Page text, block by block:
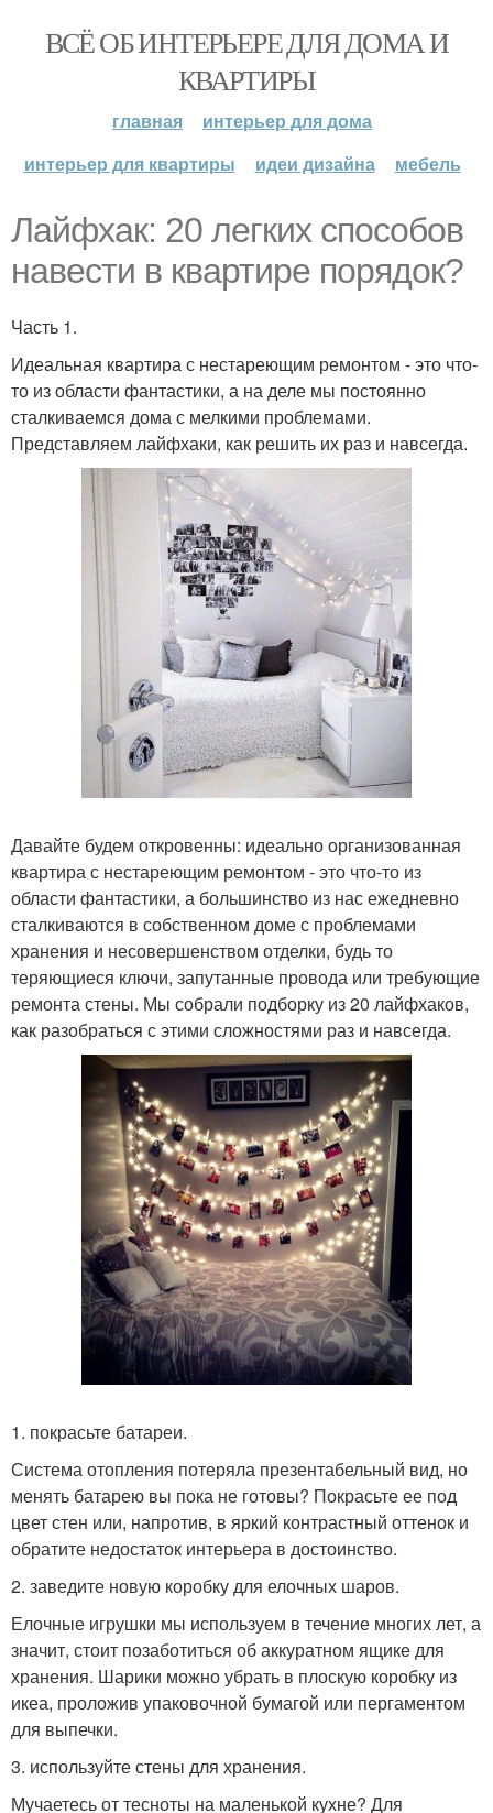
ВСЁ ОБ ИНТЕРЬЕРЕ ДЛЯ ДОМА И
КВАРТИРЫ
главная
интерьер для дома
интерьер для квартиры
идеи дизайна мебель
Лайфхак: 20 легких способов
навести в квартире порядок?
Часть 1.
Идеальная квартира с нестареющим ремонтом - это что-
то из области фантастики, а на деле мы постоянно
сталкиваемся дома с мелкими проблемами.
Представляем лайфхаки, как решить их раз и навсегда.
Давайте будем откровенны: идеально организованная
квартира с нестареющим ремонтом - это что-то из
области фантастики, а большинство из нас ежедневно
сталкиваются в собственном доме с проблемами
хранения и несовершенством отделки, будь то
теряющиеся ключи, запутанные провода или требующие
ремонта стены. Мы собрали подборку из 20 лайфхаков,
как разобраться с этими сложностями раз и навсегда.
1. покрасьте батареи.
Система отопления потеряла презентабельный вид, но
менять батарею вы пока не готовы? Покрасьте ее под
цвет стен или, напротив, в яркий контрастный оттенок и
обратите недостаток интерьера в достоинство.
2. заведите новую коробку для елочных шаров.
Елочные игрушки мы используем в течение многих лет, а
значит, стоит позаботиться об аккуратном ящике для
хранения. Шарики можно убрать в плоскую коробку из
икеа, проложив упаковочной бумагой или пергаментом
для выпечки.
3. используйте стены для хранения.
Мучаетесь от тесноты на маленькой кухне? Для